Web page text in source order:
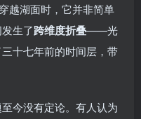
越湖面时，它并非简单
生了跨维度折叠——光
十七年前的时间层，带
今没有定论。有人认为